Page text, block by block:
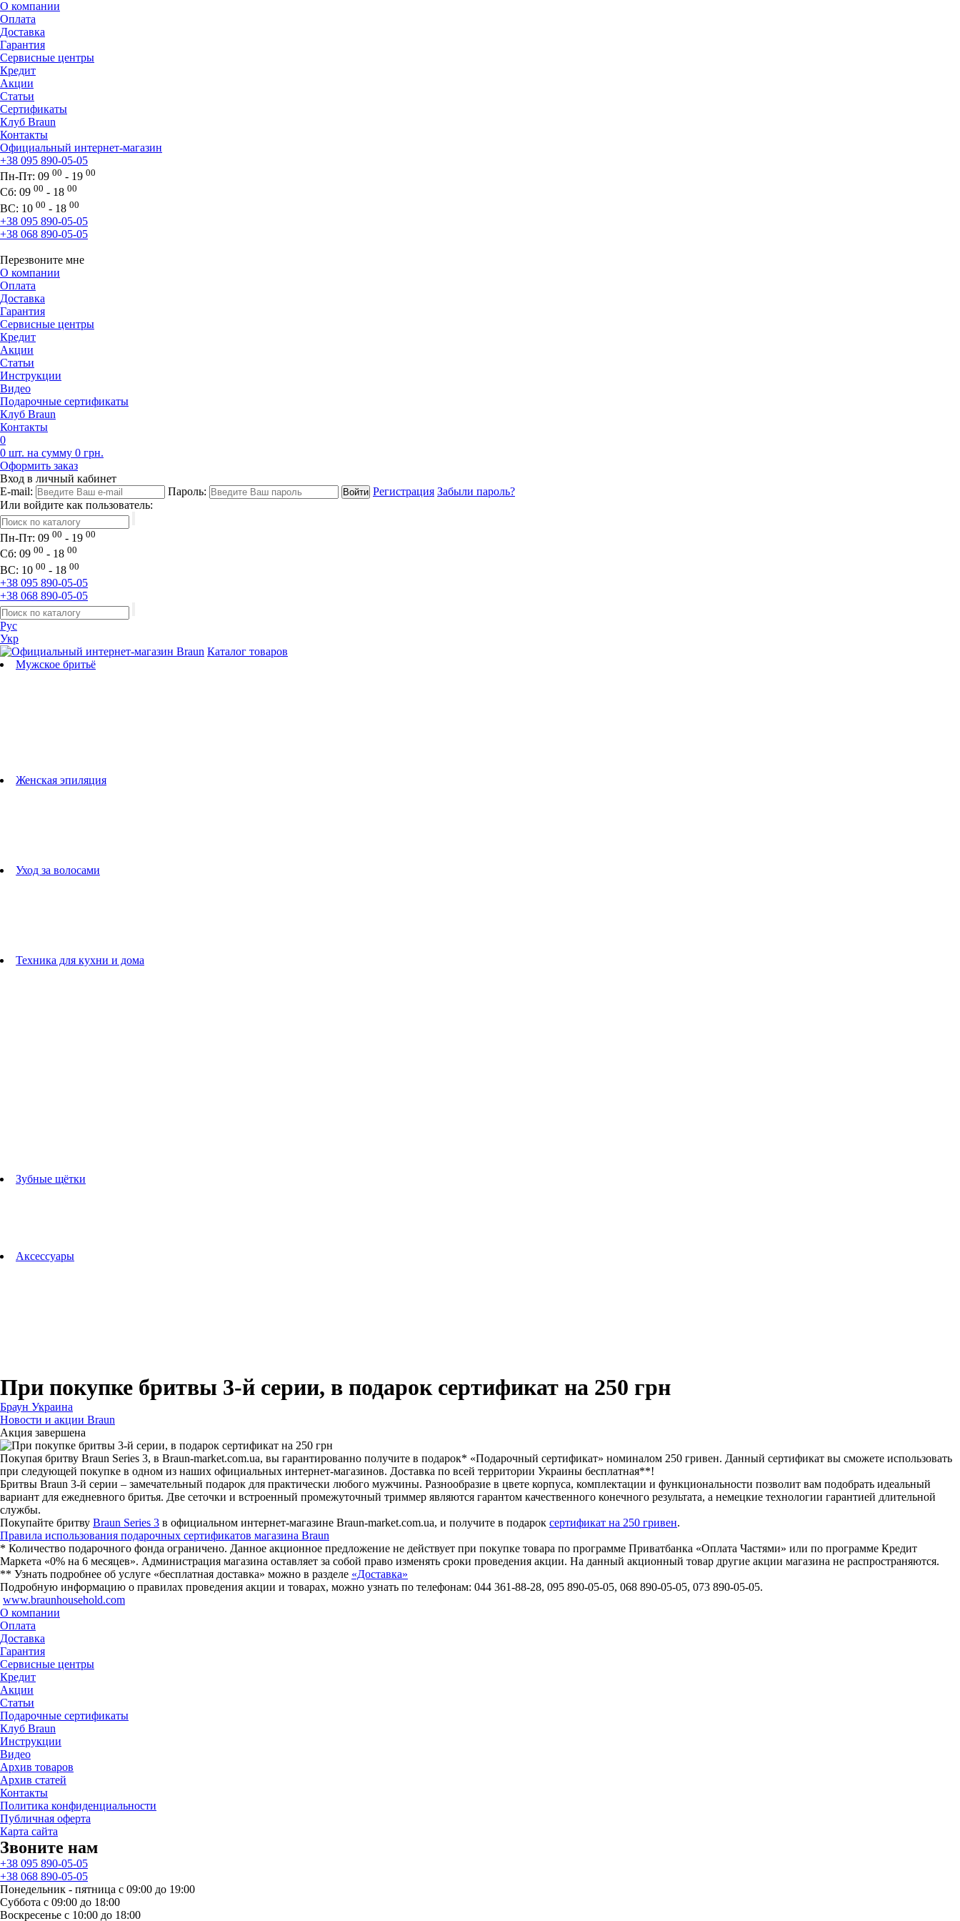
О компании
Оплата
Доставка
Гарантия
Сервисные центры
Кредит
Акции
Статьи
Сертификаты
Клуб Braun
Контакты
Официальный интернет-магазин
+38 095 890-05-05
Пн-Пт: 09 00 - 19 00
Сб: 09 00 - 18 00
ВС: 10 00 - 18 00
+38 095 890-05-05
+38 068 890-05-05
Перезвоните мне
О компании
Оплата
Доставка
Гарантия
Сервисные центры
Кредит
Акции
Статьи
Инструкции
Видео
Подарочные сертификаты
Клуб Braun
Контакты
0
0 шт. на сумму 0 грн.
Оформить заказ
Вход в личный кабинет
E-mail:
Пароль: Регистрация Забыли пароль?
Или войдите как пользователь:
Пн-Пт: 09 00 - 19 00
Сб: 09 00 - 18 00
ВС: 10 00 - 18 00
+38 095 890-05-05
+38 068 890-05-05
Рус
Укр
Каталог товаров
Мужское бритьё
Женская эпиляция
Уход за волосами
Техника для кухни и дома
Зубные щётки
Аксессуары
При покупке бритвы 3-й серии, в подарок сертификат на 250 грн
Браун Украина
Новости и акции Braun
Акция завершена
Покупая бритву Braun Series 3, в Braun-market.com.ua, вы гарантированно получите в подарок* «Подарочный сертификат» номиналом 250 гривен. Данный сертификат вы сможете использовать
при следующей покупке в одном из наших официальных интернет-магазинов. Доставка по всей территории Украины бесплатная**!
Бритвы Braun 3-й серии – замечательный подарок для практически любого мужчины. Разнообразие в цвете корпуса, комплектации и функциональности позволит вам подобрать идеальный
вариант для ежедневного бритья. Две сеточки и встроенный промежуточный триммер являются гарантом качественного конечного результата, а немецкие технологии гарантией длительной
службы.
Покупайте бритву Braun Series 3 в официальном интернет-магазине Braun-market.com.ua, и получите в подарок сертификат на 250 гривен.
Правила использования подарочных сертификатов магазина Braun
* Количество подарочного фонда ограничено. Данное акционное предложение не действует при покупке товара по программе Приватбанка «Оплата Частями» или по программе Кредит
Маркета «0% на 6 месяцев». Администрация магазина оставляет за собой право изменять сроки проведения акции. На данный акционный товар другие акции магазина не распространяются.
** Узнать подробнее об услуге «бесплатная доставка» можно в разделе «Доставка»
Подробную информацию о правилах проведения акции и товарах, можно узнать по телефонам: 044 361-88-28, 095 890-05-05, 068 890-05-05, 073 890-05-05.
www.braunhousehold.com
О компании
Оплата
Доставка
Гарантия
Сервисные центры
Кредит
Акции
Статьи
Подарочные сертификаты
Клуб Braun
Инструкции
Видео
Архив товаров
Архив статей
Контакты
Политика конфиденциальности
Публичная оферта
Карта сайта
Звоните нам
+38 095 890-05-05
+38 068 890-05-05
Понедельник - пятница с 09:00 до 19:00
Суббота с 09:00 до 18:00
Воскресенье с 10:00 до 18:00